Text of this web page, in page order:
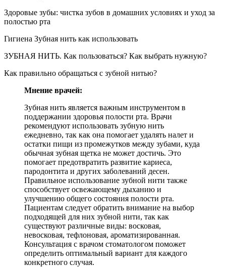
Здоровые зубы: чистка зубов в домашних условиях и уход за
полостью рта
Гигиена Зубная нить как использовать
ЗУБНАЯ НИТЬ. Как пользоваться? Как выбрать нужную?
Как правильно обращаться с зубной нитью?
Мнение врачей:
Зубная нить является важным инструментом в
поддержании здоровья полости рта. Врачи
рекомендуют использовать зубную нить
ежедневно, так как она помогает удалять налет и
остатки пищи из промежутков между зубами, куда
обычная зубная щетка не может достичь. Это
помогает предотвратить развитие кариеса,
пародонтита и других заболеваний десен.
Правильное использование зубной нити также
способствует освежающему дыханию и
улучшению общего состояния полости рта.
Пациентам следует обратить внимание на выбор
подходящей для них зубной нити, так как
существуют различные виды: восковая,
невосковая, тефлоновая, ароматизированная.
Консультация с врачом стоматологом поможет
определить оптимальный вариант для каждого
конкретного случая.